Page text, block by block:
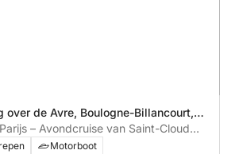
over de Avre, Boulogne-Billancourt,
– Avondcruise van Saint-Cloud
Motorboot